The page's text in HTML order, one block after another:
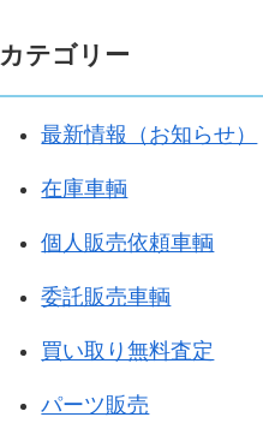
カテゴリー
最新情報（お知らせ）
在庫車輌
個人販売依頼車輌
委託販売車輌
買い取り無料査定
パーツ販売